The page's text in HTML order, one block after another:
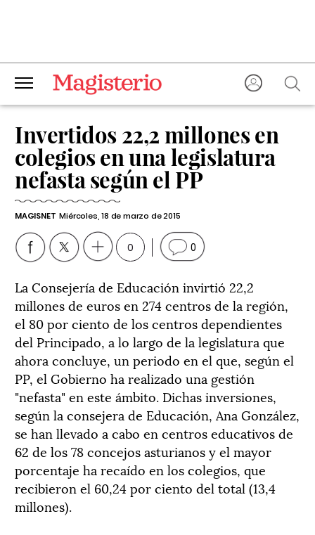
Invertidos 22,2 millones en
colegios en una legislatura
nefasta según el PP
MAGISNET Miércoles, 18 de marzo de 2015
0 0
La Consejería de Educación invirtió 22,2
millones de euros en 274 centros de la región,
el 80 por ciento de los centros dependientes
del Principado, a lo largo de la legislatura que
ahora concluye, un periodo en el que, según el
PP, el Gobierno ha realizado una gestión
"nefasta" en este ámbito. Dichas inversiones,
según la consejera de Educación, Ana González,
se han llevado a cabo en centros educativos de
62 de los 78 concejos asturianos y el mayor
porcentaje ha recaído en los colegios, que
recibieron el 60,24 por ciento del total (13,4
millones).